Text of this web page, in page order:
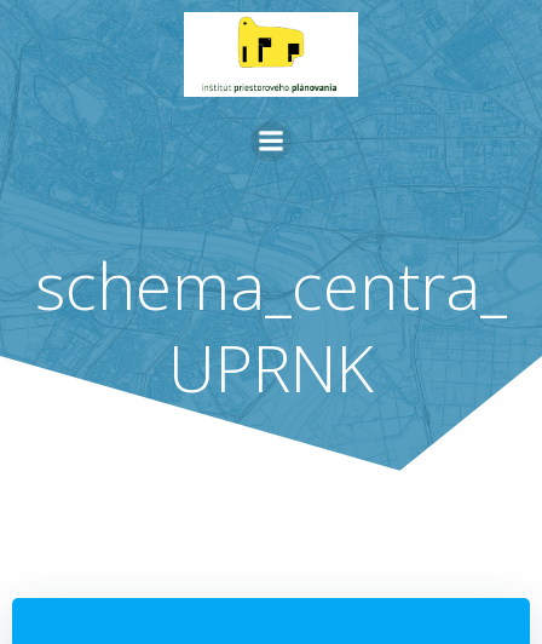
Skip
to
content
schema_centra_
UPRNK